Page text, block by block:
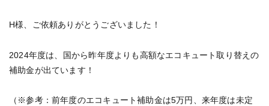
H様、ご依頼ありがとうございました！
2024年度は、国から昨年度よりも高額なエコキュート取り替えの
補助金が出ています！
（※参考：前年度のエコキュート補助金は5万円、来年度は未定